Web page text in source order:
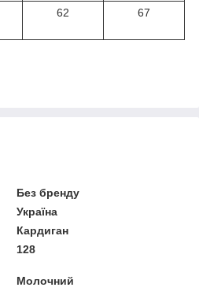
62 67
Без бренду
Україна
Кардиган
128
Молочний